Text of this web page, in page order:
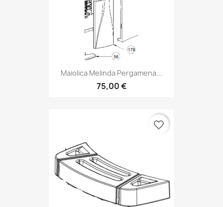
Maiolica Melinda Pergamena...
75,00 €
favorite_border